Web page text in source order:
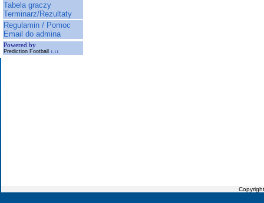
Tabela graczy
Terminarz/Rezultaty
Regulamin / Pomoc
Email do admina
Powered by
Prediction Football 1.11